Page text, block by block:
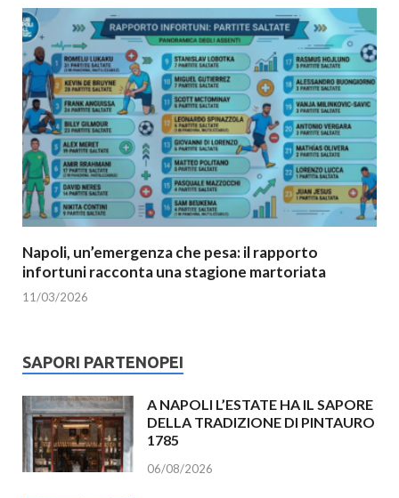
Napoli, un’emergenza che pesa: il rapporto
infortuni racconta una stagione martoriata
11/03/2026
SAPORI PARTENOPEI
A NAPOLI L’ESTATE HA IL SAPORE
DELLA TRADIZIONE DI PINTAURO
1785
06/08/2026